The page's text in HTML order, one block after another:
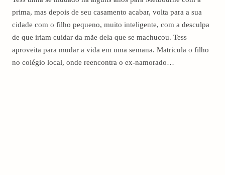
prima, mas depois de seu casamento acabar, volta para a sua
cidade com o filho pequeno, muito inteligente, com a desculpa
de que iriam cuidar da mãe dela que se machucou. Tess
aproveita para mudar a vida em uma semana. Matricula o filho
no colégio local, onde reencontra o ex-namorado…